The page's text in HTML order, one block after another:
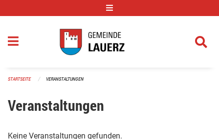
STARTSEITE VERANSTALTUNGEN
Veranstaltungen
Keine Veranstaltungen gefunden.